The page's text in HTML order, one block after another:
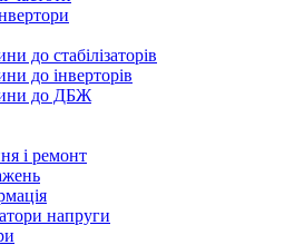
до стабілізаторів
до інверторів
до ДБЖ
і ремонт
напруги